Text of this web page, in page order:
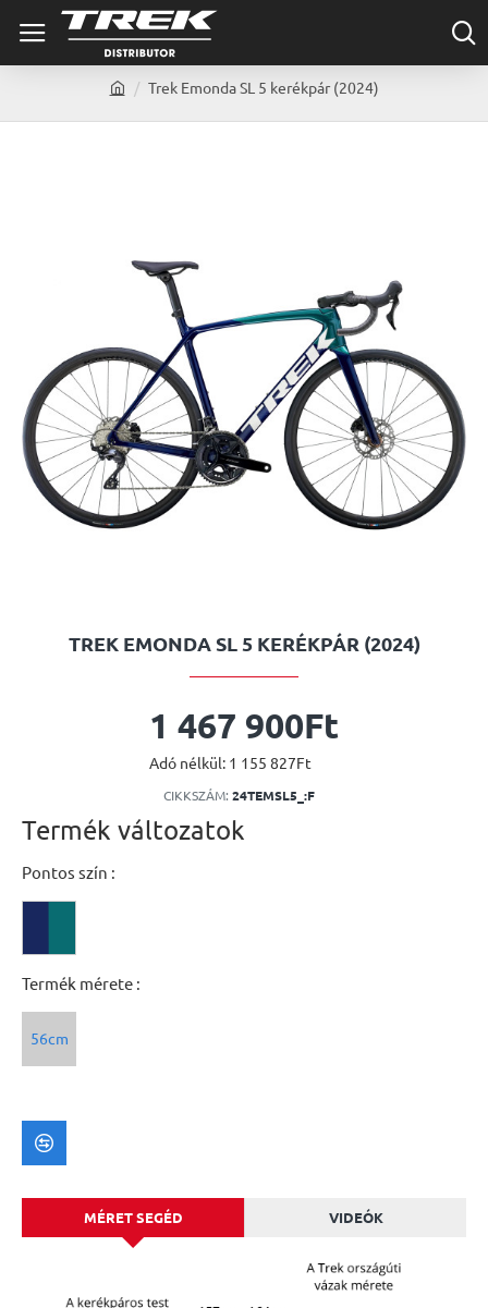
o
Trek Emonda SL 5 kerékpár (2024)
TREK EMONDA SL 5 KERÉKPÁR (2024)
1 467 900Ft
Adó nélkül: 1 155 827Ft
CIKKSZÁM: 24TEMSL5_:F
Termék változatok
Pontos szín :
Termék mérete :
56cm
MÉRET SEGÉD VIDEÓK